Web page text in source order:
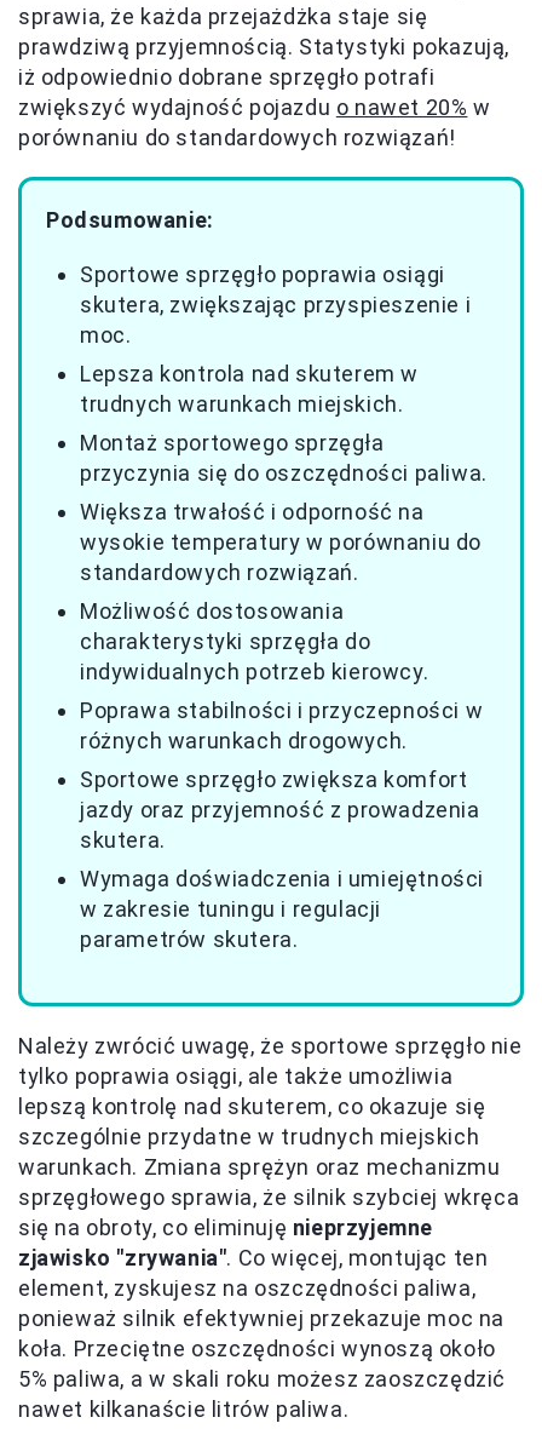
sprawia, że każda przejażdżka staje się
prawdziwą przyjemnością. Statystyki pokazują,
iż odpowiednio dobrane sprzęgło potrafi
zwiększyć wydajność pojazdu o nawet 20% w
porównaniu do standardowych rozwiązań!
Podsumowanie:
Sportowe sprzęgło poprawia osiągi
skutera, zwiększając przyspieszenie i
moc.
Lepsza kontrola nad skuterem w
trudnych warunkach miejskich.
Montaż sportowego sprzęgła
przyczynia się do oszczędności paliwa.
Większa trwałość i odporność na
wysokie temperatury w porównaniu do
standardowych rozwiązań.
Możliwość dostosowania
charakterystyki sprzęgła do
indywidualnych potrzeb kierowcy.
Poprawa stabilności i przyczepności w
różnych warunkach drogowych.
Sportowe sprzęgło zwiększa komfort
jazdy oraz przyjemność z prowadzenia
skutera.
Wymaga doświadczenia i umiejętności
w zakresie tuningu i regulacji
parametrów skutera.
Należy zwrócić uwagę, że sportowe sprzęgło nie
tylko poprawia osiągi, ale także umożliwia
lepszą kontrolę nad skuterem, co okazuje się
szczególnie przydatne w trudnych miejskich
warunkach. Zmiana sprężyn oraz mechanizmu
sprzęgłowego sprawia, że silnik szybciej wkręca
się na obroty, co eliminuję nieprzyjemne
zjawisko "zrywania". Co więcej, montując ten
element, zyskujesz na oszczędności paliwa,
ponieważ silnik efektywniej przekazuje moc na
koła. Przeciętne oszczędności wynoszą około
5% paliwa, a w skali roku możesz zaoszczędzić
nawet kilkanaście litrów paliwa.